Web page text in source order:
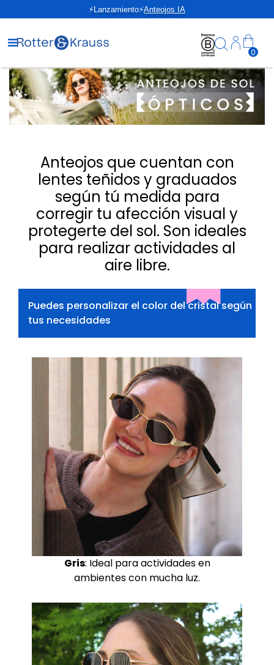
⚡Lanzamiento⚡Anteojos IA
0
Anteojos que cuentan con
lentes teñidos y graduados
según tú medida para
corregir tu afección visual y
protegerte del sol. Son ideales
para realizar actividades al
aire libre.
Puedes personalizar el color del cristal según
tus necesidades
Gris: Ideal para actividades en
ambientes con mucha luz.